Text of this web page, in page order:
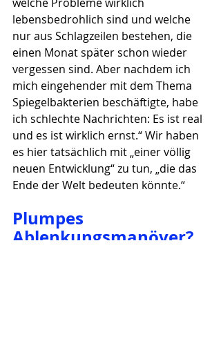
lebensbedrohlich sind und welche
nur aus Schlagzeilen bestehen, die
einen Monat später schon wieder
vergessen sind. Aber nachdem ich
mich eingehender mit dem Thema
Spiegelbakterien beschäftigte, habe
ich schlechte Nachrichten: Es ist real
und es ist wirklich ernst.“ Wir haben
es hier tatsächlich mit „einer völlig
neuen Entwicklung“ zu tun, „die das
Ende der Welt bedeuten könnte.“
Plumpes
Ablenkungsmanöver?